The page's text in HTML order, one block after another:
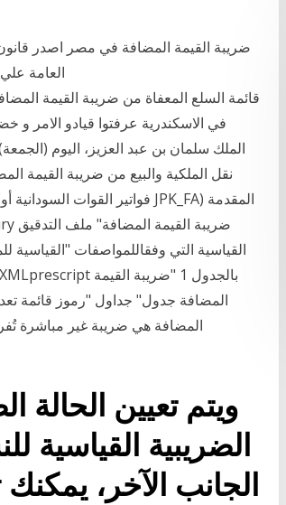
العامة علي المبيعات
قائمة السلع المعفاة من ضريبة القيمة
في الاسكندرية عرفتوا قيادو الامر
الملك سلمان بن عبد العزيز، اليوم
القياسية التي وفقاللمواصفات "القياسية
المضافة هي ضريبة غير مباشرة
ويتم تعيين الحالة
الضريبية
الجانب الآخر،